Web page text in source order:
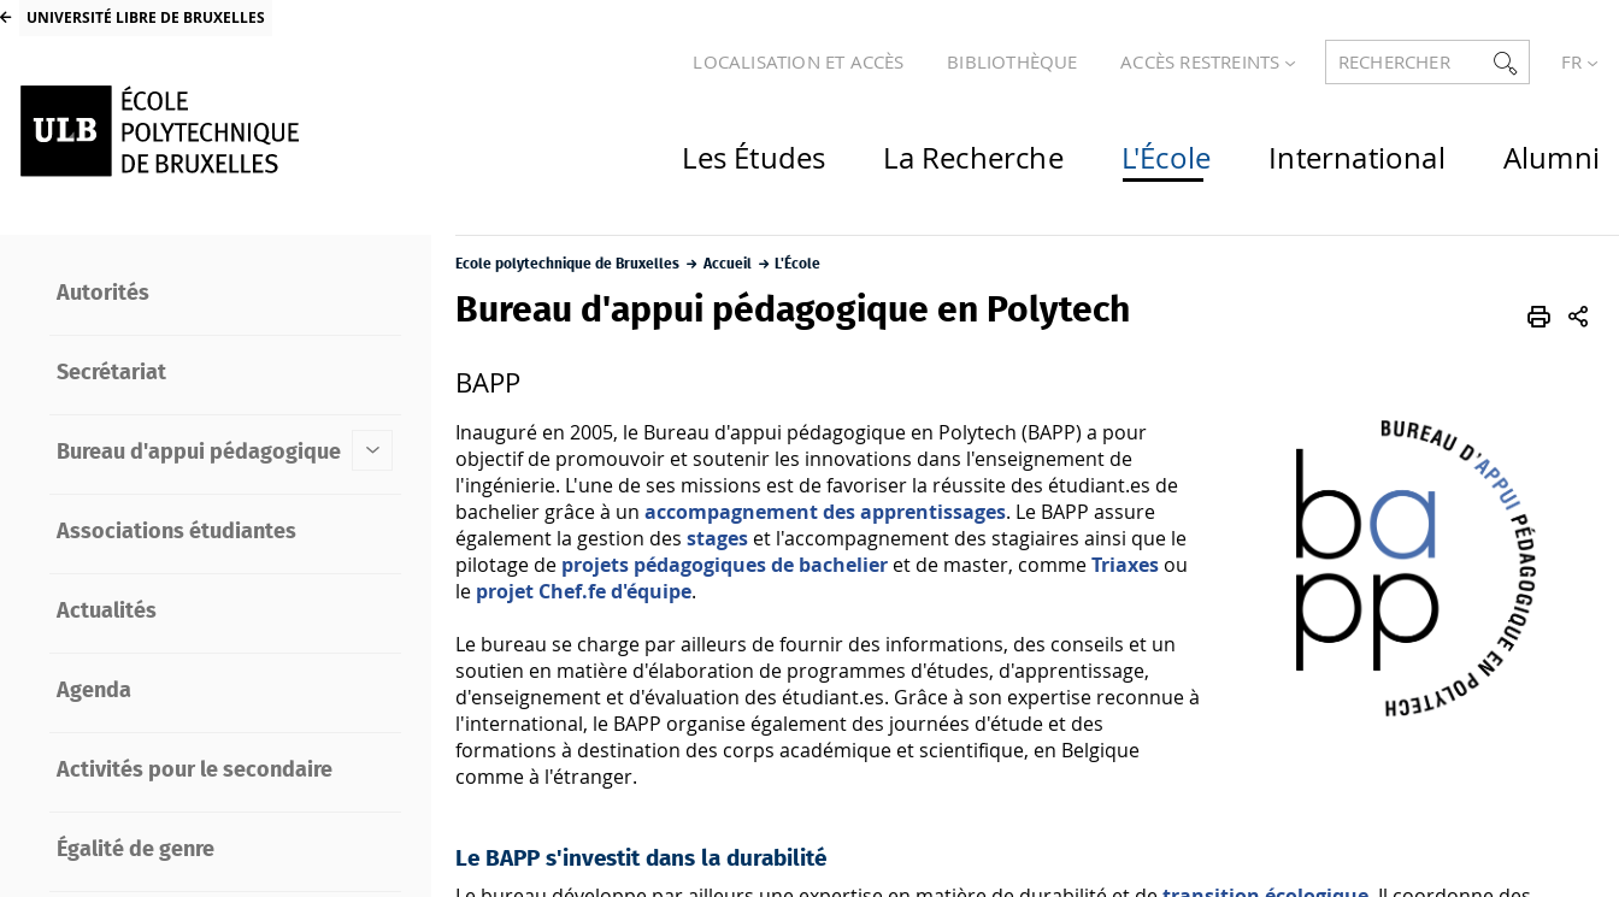
UNIVERSITÉ LIBRE DE BRUXELLES
LOCALISATION ET ACCÈS BIBLIOTHÈQUE ACCÈS RESTREINTS RECHERCHER FR
Les Études La Recherche L'École International Alumni
Autorités
Secrétariat
Bureau d'appui pédagogique
Associations étudiantes
Actualités
Agenda
Activités pour le secondaire
Égalité de genre
Ecole polytechnique de Bruxelles Accueil L'École
Bureau d'appui pédagogique en Polytech
BAPP
Inauguré en 2005, le Bureau d'appui pédagogique en Polytech (BAPP) a pour
objectif de promouvoir et soutenir les innovations dans l'enseignement de
l'ingénierie. L'une de ses missions est de favoriser la réussite des étudiant.es de
bachelier grâce à unaccompagnement des apprentissages. Le BAPP assure
également la gestion desstages et l'accompagnement des stagiaires ainsi que le
pilotage de projets pédagogiques de bachelier et de master, commeTriaxes ou
le projet Chef.fe d'équipe.
Le bureau se charge par ailleurs de fournir des informations, des conseils et un
soutien en matière d'élaboration de programmes d'études, d'apprentissage,
d'enseignement et d'évaluation des étudiant.es. Grâce à son expertise reconnue à
l'international, le BAPP organise également des journées d'étude et des
formations à destination des corps académique et scientifique, en Belgique
comme à l'étranger.
Le BAPP s'investit dans la durabilité